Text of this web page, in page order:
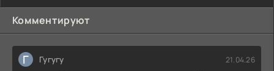
Комментируют
Г Гугугу 21.04.26